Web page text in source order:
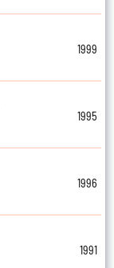
1999
1995
1996
1991